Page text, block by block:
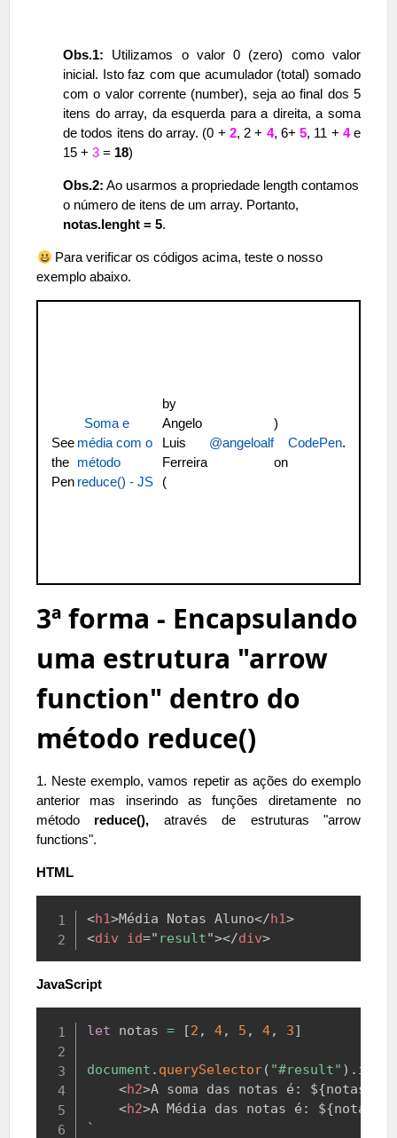
Obs.1: Utilizamos o valor 0 (zero) como valor
inicial. Isto faz com que acumulador (total) somado
com o valor corrente (number), seja ao final dos 5
itens do array, da esquerda para a direita, a soma
de todos itens do array. (0 + 2, 2 + 4, 6+ 5, 11 + 4 e
15 + 3 = 18)
Obs.2: Ao usarmos a propriedade length contamos
o número de itens de um array. Portanto,
notas.lenght = 5.
Para verificar os códigos acima, teste o nosso
exemplo abaixo.
See
the
Pen
Soma e
média com o
método
reduce() - JS
by
Angelo
Luis
Ferreira
(
@angeloalf
)
on
CodePen.
3ª forma - Encapsulando
uma estrutura "arrow
function" dentro do
método reduce()
1. Neste exemplo, vamos repetir as ações do exemplo
anterior mas inserindo as funções diretamente no
método reduce(), através de estruturas "arrow
functions".
HTML
<h1>Média Notas Aluno</h1>
<div id=" result"></div>
JavaScript
let notas = [2 , 4, 5 , 4, 3]
document . querySelector( "#result" ) .
<h2>A soma das notas é: ${notas
<h2>A Média das notas é: ${notas
`